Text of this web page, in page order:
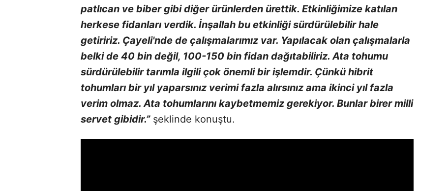
patlıcan ve biber gibi diğer ürünlerden ürettik. Etkinliğimize katılan
herkese fidanları verdik. İnşallah bu etkinliği sürdürülebilir hale
getiririz. Çayeli'nde de çalışmalarımız var. Yapılacak olan çalışmalarla
belki de 40 bin değil, 100-150 bin fidan dağıtabiliriz. Ata tohumu
sürdürülebilir tarımla ilgili çok önemli bir işlemdir. Çünkü hibrit
tohumları bir yıl yaparsınız verimi fazla alırsınız ama ikinci yıl fazla
verim olmaz. Ata tohumlarını kaybetmemiz gerekiyor. Bunlar birer milli
servet gibidir.”şeklinde konuştu.